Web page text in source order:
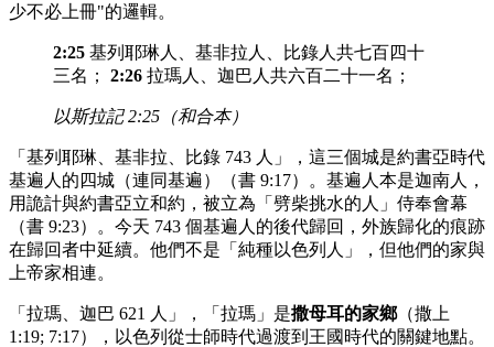
少不必上冊"的邏輯。
2:25 基列耶琳人、基非拉人、比錄人共七百四十
三名； 2:26 拉瑪人、迦巴人共六百二十一名；
以斯拉記 2:25（和合本）
「基列耶琳、基非拉、比錄 743 人」，這三個城是約書亞時代
基遍人的四城（連同基遍）（書 9:17）。基遍人本是迦南人，
用詭計與約書亞立和約，被立為「劈柴挑水的人」侍奉會幕
（書 9:23）。今天 743 個基遍人的後代歸回，外族歸化的痕跡
在歸回者中延續。他們不是「純種以色列人」，但他們的家與
上帝家相連。
「拉瑪、迦巴 621 人」，「拉瑪」是撒母耳的家鄉（撒上
1:19; 7:17），以色列從士師時代過渡到王國時代的關鍵地點。